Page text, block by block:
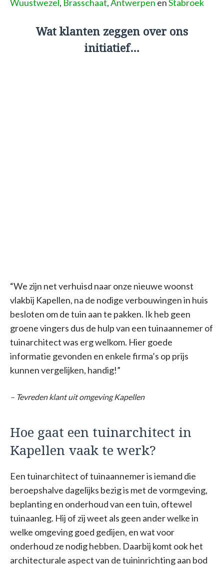
Wuustwezel , Brasschaat,Antwerpen enStabroek
Wat klanten zeggen over ons
initiatief…
“We zijn net verhuisd naar onze nieuwe woonst
vlakbij Kapellen, na de nodige verbouwingen in huis
besloten om de tuin aan te pakken. Ik heb geen
groene vingers dus de hulp van een tuinaannemer of
tuinarchitect was erg welkom. Hier goede
informatie gevonden en enkele firma’s op prijs
kunnen vergelijken, handig!”
– Tevreden klant uit omgeving Kapellen
Hoe gaat een tuinarchitect in
Kapellen vaak te werk?
Een tuinarchitect of tuinaannemer is iemand die
beroepshalve dagelijks bezig is met de vormgeving,
beplanting en onderhoud van een tuin, oftewel
tuinaanleg. Hij of zij weet als geen ander welke in
welke omgeving goed gedijen, en wat voor
onderhoud ze nodig hebben. Daarbij komt ook het
architecturale aspect van de tuininrichting aan bod